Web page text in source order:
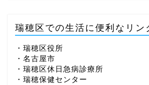
瑞穂区での生活に便利なリン
・瑞穂区役所
・名古屋市
・瑞穂区休日急病診療所
・瑞穂保健センター